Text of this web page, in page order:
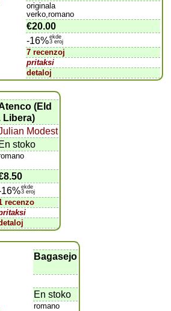
originala
verko,romano
€20.00
-16%ekde
3 eroj
7 recenzoj
pritaksi
detaloj
(Eld
Libera)
Modest
En stoko
16%ekde
3 eroj
recenzo
Bagasejo
En stoko
romano